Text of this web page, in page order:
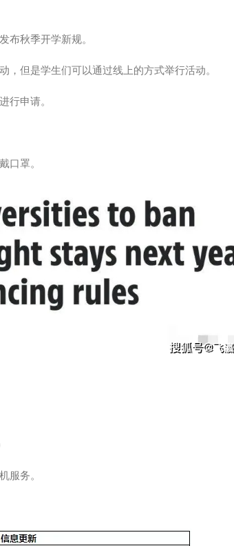
布秋季开学新规。
但是学生们可以通过线上的方式举行活动。
行申请。
口罩。
服务。